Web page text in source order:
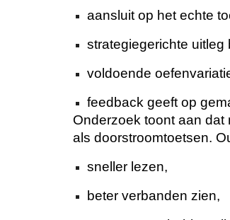
aansluit op het echte
strategiegerichte uitleg
voldoende
feedback geeft op
Onderzoek toont aan
als doorstroomtoetsen.
sneller lezen,
beter verbanden zien,